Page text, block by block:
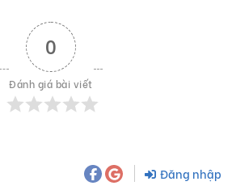
0
Đánh giá bài viết
Đăng nhập